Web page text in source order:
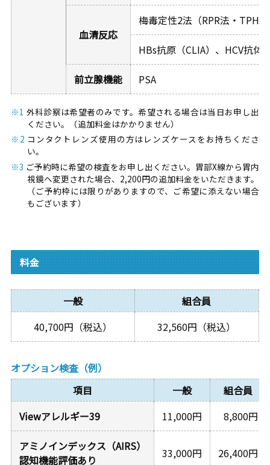
血清反応
梅毒定性2法（RPR法・TPHA
HBs抗原（CLIA）、HCV抗体
前立腺機能 PSA
※1 外科診察は希望者のみです。希望される場合は当日お申し出
ください。（追加料金はかかりません）
※2 コンタクトレンズ使用の方はレンズケースをお持ちくださ
い。
※3 ご予約時に希望の検査をお申し出ください。胃部X線から胃内
視鏡へ変更された場合、2,200円の追加料金をいただきます。
（ご予約枠には限りがありますので、ご希望に添えない場合
もございます）
料金
一般
組合員
40,700円（税込）
32,560円（税込）
オプション検査（例）
項目
一般
組合員
Viewアレルギー39
11,000円 8,800円
アミノインデックス（AIRS）
認知機能評価あり
33,000円 26,400円